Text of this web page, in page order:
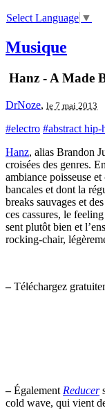
Select Language ▼
Musique
Hanz - A Made
DrNoze, le 7 mai 2013
#electro #abstract hip-
Hanz, alias Brandon
croisées des genres.
ambiance poisseuse
bancales et dont la
breaks sauvages et
ces cassures, le
sent plutôt bien et
rocking-chair,
–Téléchargez
–Également Reducer
cold wave, qui vient